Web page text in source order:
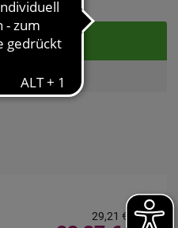
29,21 €